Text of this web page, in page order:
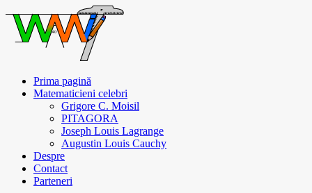
Prima pagină
Matematicieni celebri
Grigore C. Moisil
PITAGORA
Joseph Louis Lagrange
Augustin Louis Cauchy
Despre
Contact
Parteneri